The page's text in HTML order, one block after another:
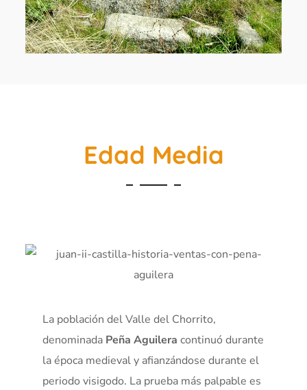
Edad Media
La población del Valle del Chorrito,
denominada Peña Aguilera continuó durante
la época medieval y afianzándose durante el
periodo visigodo. La prueba más palpable es